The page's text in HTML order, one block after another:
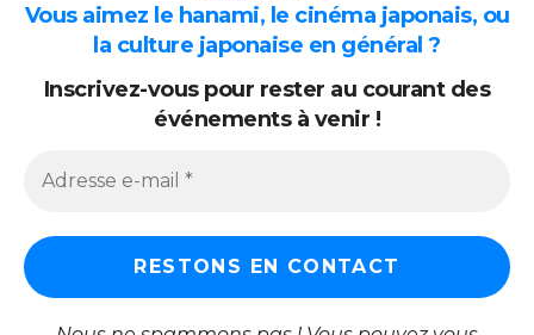
Vous aimez le hanami, le cinéma japonais, ou
la culture japonaise en général ?
Inscrivez-vous pour rester au courant des
événements à venir !
Projets
Rentrée
ARCHIVES
Archives